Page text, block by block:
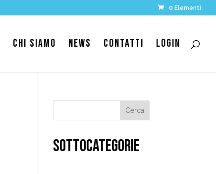
0 Elementi
CHI SIAMO NEWS CONTATTI LOGIN
SOTTOCATEGORIE